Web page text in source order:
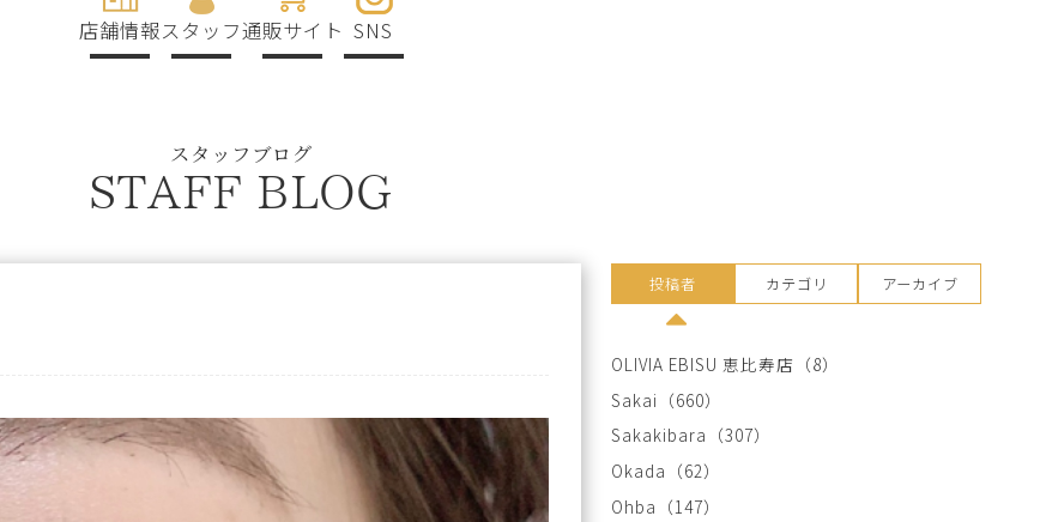
店舗情報スタッフ通販サイト SNS
スタッフブログ
STAFF BLOG
投稿者 カテゴリ アーカイブ
OLIVIA EBISU 恵比寿店 （8）
Sakai （660）
Sakakibara （307）
Okada （62）
Ohba （147）